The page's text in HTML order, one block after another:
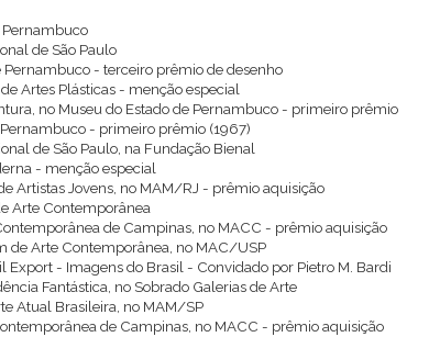
Pernambuco
de São Paulo
Pernambuco - terceiro prêmio de desenho
Artes Plásticas - menção especial
no Museu do Estado de Pernambuco - primeiro prêmio
- primeiro prêmio (1967)
de São Paulo, na Fundação Bienal
- menção especial
Artistas Jovens, no MAM/RJ - prêmio aquisição
Arte Contemporânea
de Campinas, no MACC - prêmio aquisição
de Arte Contemporânea, no MAC/USP
Export - Imagens do Brasil - Convidado por Pietro M. Bardi
Fantástica, no Sobrado Galerias de Arte
Atual Brasileira, no MAM/SP
de Campinas, no MACC - prêmio aquisição